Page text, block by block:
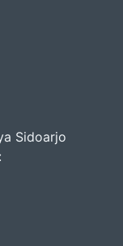
Sidoarjo